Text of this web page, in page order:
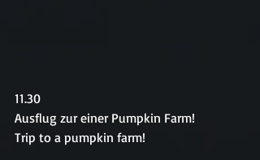
11.30
Ausflug zur einer Pumpkin Farm!
Trip to a pumpkin farm!